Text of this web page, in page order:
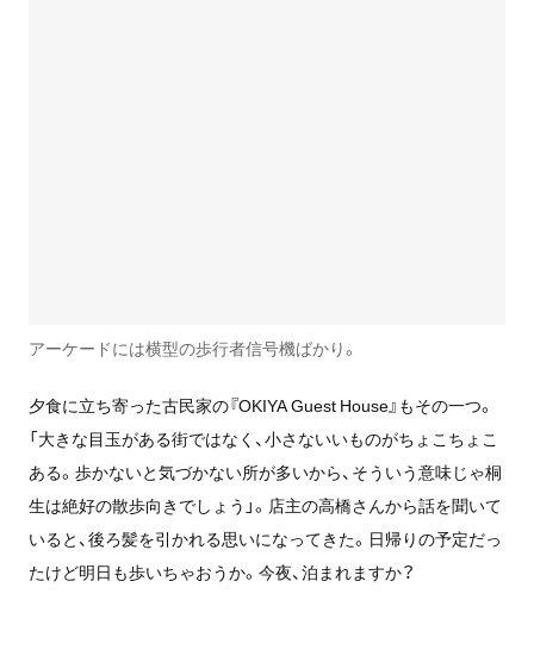
アーケードには横型の歩行者信号機ばかり。
夕食に立ち寄った古民家の『OKIYA Guest House』もその一つ。
「大きな目玉がある街ではなく、小さないいものがちょこちょこ
ある。歩かないと気づかない所が多いから、そういう意味じゃ桐
生は絶好の散歩向きでしょう」。店主の高橋さんから話を聞いて
いると、後ろ髪を引かれる思いになってきた。日帰りの予定だっ
たけど明日も歩いちゃおうか。今夜、泊まれますか？